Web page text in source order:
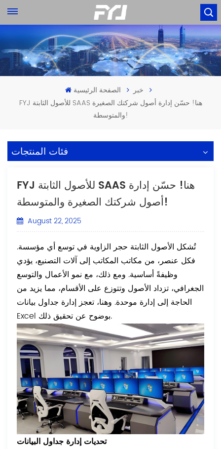
الصفحة الرئيسية
خبر
FYJ للأصول الثابتة SAAS هنا! حسّن إدارة أصول شركتك الصغيرة
والمتوسطة!
فئات المنتجات
FYJ للأصول الثابتة SAAS هنا! حسّن إدارة
أصول شركتك الصغيرة والمتوسطة!
August 22, 2025
تُشكل الأصول الثابتة حجر الزاوية في توسع أي مؤسسة.
فكل عنصر، من مكاتب المكاتب إلى آلات التصنيع، يؤدي
وظيفةً أساسية. ومع ذلك، مع نمو الأعمال والتوسع
الجغرافي، تزداد الأصول وتتوزع على الأقسام، مما يزيد من
الحاجة إلى إدارة موحدة. وهنا، تعجز إدارة جداول بيانات
Excel بوضوح عن تحقيق ذلك.
تحديات إدارة جداول البيانات